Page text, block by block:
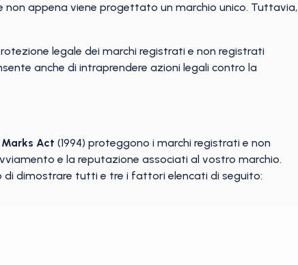
appena viene progettato un marchio unico. Tuttavia,
legale dei marchi registrati e non registrati
anche di intraprendere azioni legali contro la
Act (1994) proteggono i marchi registrati e non
e la reputazione associati al vostro marchio.
di dimostrare tutti e tre i fattori elencati di seguito: